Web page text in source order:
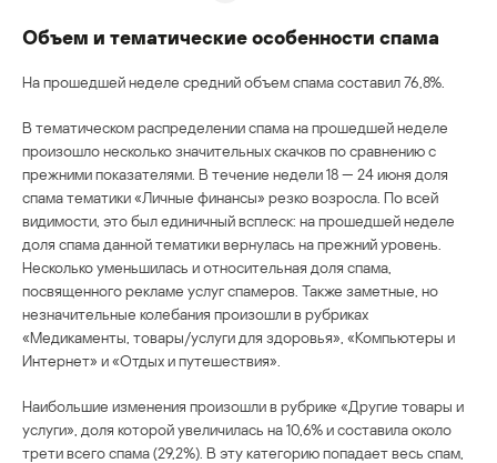
Объем и тематические особенности спама
На прошедшей неделе средний объем спама составил 76,8%.
В тематическом распределении спама на прошедшей неделе
произошло несколько значительных скачков по сравнению с
прежними показателями. В течение недели 18 — 24 июня доля
спама тематики «Личные финансы» резко возросла. По всей
видимости, это был единичный всплеск: на прошедшей неделе
доля спама данной тематики вернулась на прежний уровень.
Несколько уменьшилась и относительная доля спама,
посвященного рекламе услуг спамеров. Также заметные, но
незначительные колебания произошли в рубриках
«Медикаменты, товары/услуги для здоровья», «Компьютеры и
Интернет» и «Отдых и путешествия».
Наибольшие изменения произошли в рубрике «Другие товары и
услуги», доля которой увеличилась на 10,6% и составила около
трети всего спама (29,2%). В эту категорию попадает весь спам,